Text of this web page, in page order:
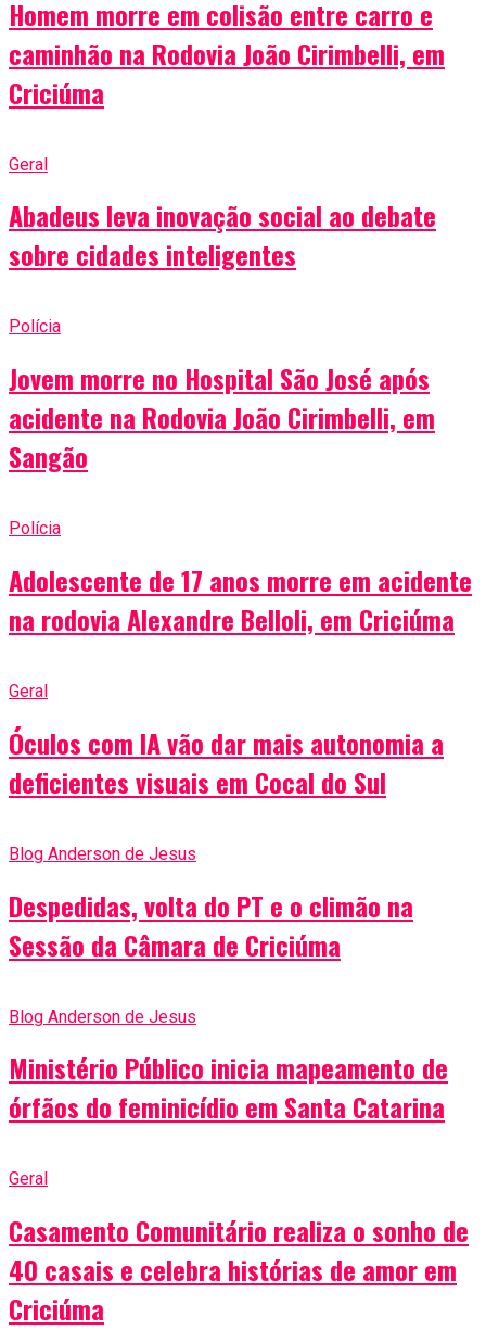
Homem morre em colisão entre carro e
caminhão na Rodovia João Cirimbelli, em
Criciúma
Geral
Abadeus leva inovação social ao debate
sobre cidades inteligentes
Polícia
Jovem morre no Hospital São José após
acidente na Rodovia João Cirimbelli, em
Sangão
Polícia
Adolescente de 17 anos morre em acidente
na rodovia Alexandre Belloli, em Criciúma
Geral
Óculos com IA vão dar mais autonomia a
deficientes visuais em Cocal do Sul
Blog Anderson de Jesus
Despedidas, volta do PT e o climão na
Sessão da Câmara de Criciúma
Blog Anderson de Jesus
Ministério Público inicia mapeamento de
órfãos do feminicídio em Santa Catarina
Geral
Casamento Comunitário realiza o sonho de
40 casais e celebra histórias de amor em
Criciúma